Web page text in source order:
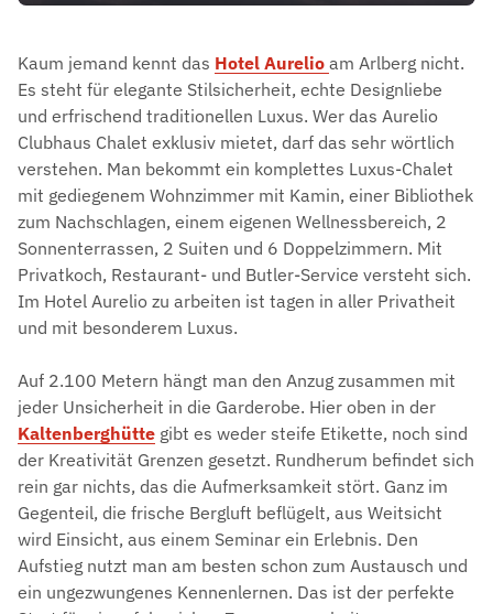
Kaum jemand kennt das Hotel Aurelio am Arlberg nicht.
Es steht für elegante Stilsicherheit, echte Designliebe
und erfrischend traditionellen Luxus. Wer das Aurelio
Clubhaus Chalet exklusiv mietet, darf das sehr wörtlich
verstehen. Man bekommt ein komplettes Luxus-Chalet
mit gediegenem Wohnzimmer mit Kamin, einer Bibliothek
zum Nachschlagen, einem eigenen Wellnessbereich, 2
Sonnenterrassen, 2 Suiten und 6 Doppelzimmern. Mit
Privatkoch, Restaurant- und Butler-Service versteht sich.
Im Hotel Aurelio zu arbeiten ist tagen in aller Privatheit
und mit besonderem Luxus.
Auf 2.100 Metern hängt man den Anzug zusammen mit
jeder Unsicherheit in die Garderobe. Hier oben in der
Kaltenberghütte gibt es weder steife Etikette, noch sind
der Kreativität Grenzen gesetzt. Rundherum befindet sich
rein gar nichts, das die Aufmerksamkeit stört. Ganz im
Gegenteil, die frische Bergluft beflügelt, aus Weitsicht
wird Einsicht, aus einem Seminar ein Erlebnis. Den
Aufstieg nutzt man am besten schon zum Austausch und
ein ungezwungenes Kennenlernen. Das ist der perfekte